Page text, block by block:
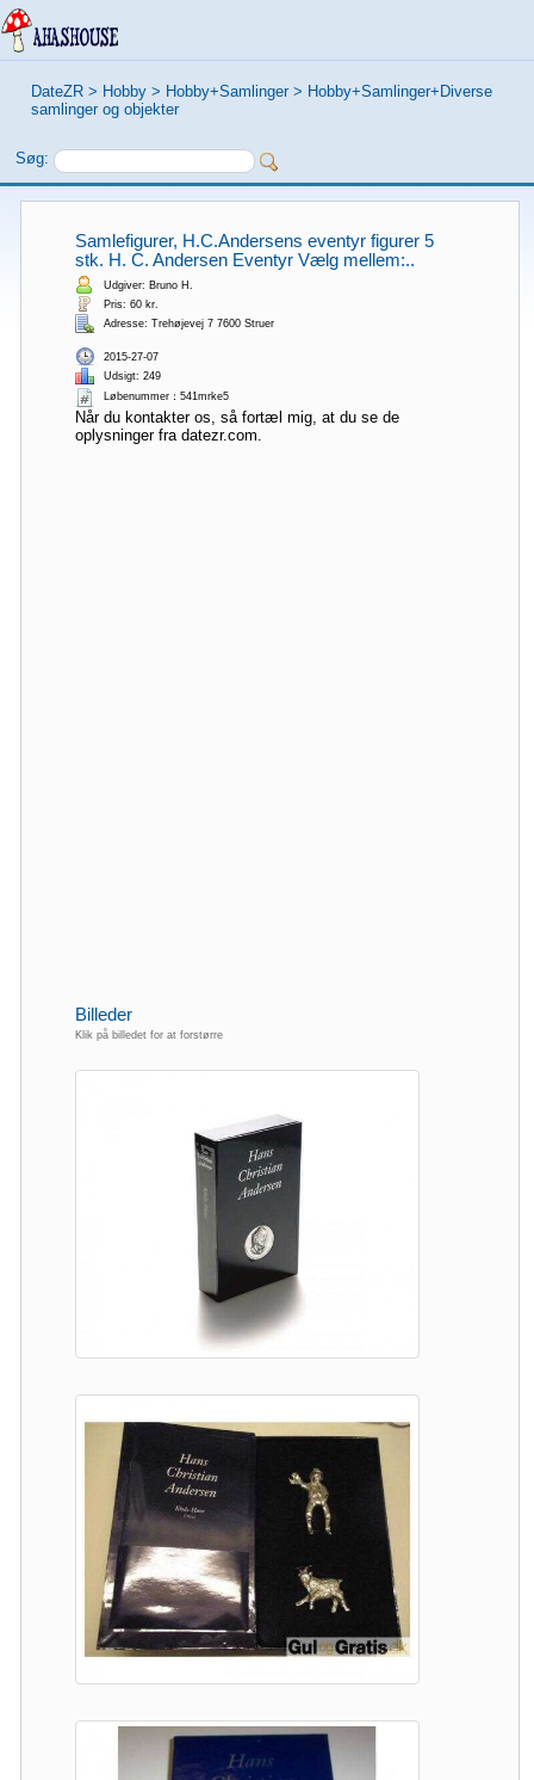
DateZR > Hobby > Hobby+Samlinger > Hobby+Samlinger+Diverse
samlinger og objekter
Søg:
Samlefigurer, H.C.Andersens eventyr figurer 5
stk. H. C. Andersen Eventyr Vælg mellem:..
Udgiver: Bruno H.
Pris: 60 kr.
Adresse: Trehøjevej 7 7600 Struer
2015-27-07
Udsigt: 249
Løbenummer：541mrke5
Når du kontakter os, så fortæl mig, at du se de
oplysninger fra datezr.com.
Billeder
Klik på billedet for at forstørre